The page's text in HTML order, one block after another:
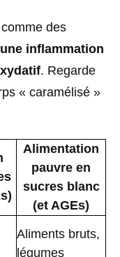
des
inflammation
. Regarde
« caramélisé »
Alimentation
pauvre en
sucres blanc
(et AGEs)
Aliments bruts,
légumes